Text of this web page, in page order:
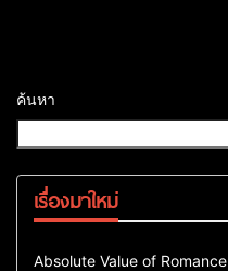
ค้นหา
เรื่องมาใหม่
Comedy
Drama
Absolute Value of Romance